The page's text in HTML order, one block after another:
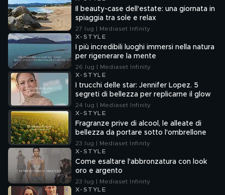
Il beauty-case dell'estate: una giornata in
spiaggia tra sole e relax
27 lug | Mediaset Infinity
X-STYLE
I più incredibili luoghi immersi nella natura
per rigenerare la mente
26 lug | Mediaset Infinity
X-STYLE
I trucchi delle star: Jennifer Lopez. 5
segreti di bellezza per replicarne il glow
24 lug | Mediaset Infinity
X-STYLE
Fragranze prive di alcool, le alleate di
bellezza da portare sotto l'ombrellone
23 lug | Mediaset Infinity
X-STYLE
Come esaltare l'abbronzatura con look
oro e argento
23 lug | Mediaset Infinity
X-STYLE